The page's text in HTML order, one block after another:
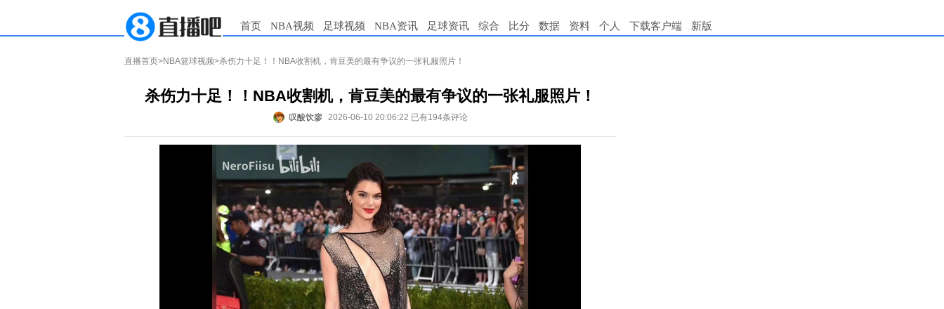
首页 NBA视频 足球视频 NBA资讯 足球资讯 综合 比分 数据 资料 个人 下载客户端 新版
直播首页>NBA篮球视频>杀伤力十足！！NBA收割机，肯豆美的最有争议的一张礼服照片！
杀伤力十足！！NBA收割机，肯豆美的最有争议的一张礼服照片！
叹酸饮廖 2026-06-10 20:06:22 已有194条评论